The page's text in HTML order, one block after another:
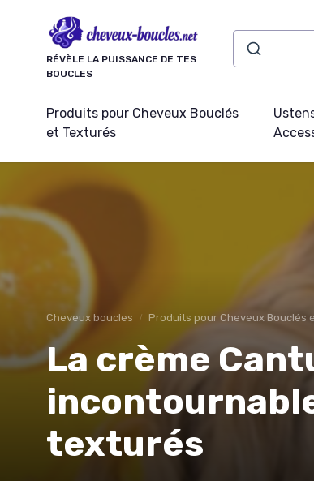
RÉVÈLE LA PUISSANCE DE TES
BOUCLES
Produits pour Cheveux Bouclés
et Texturés
Cheveux boucles Produits pour Cheveux Bouclés
La crème
texturés